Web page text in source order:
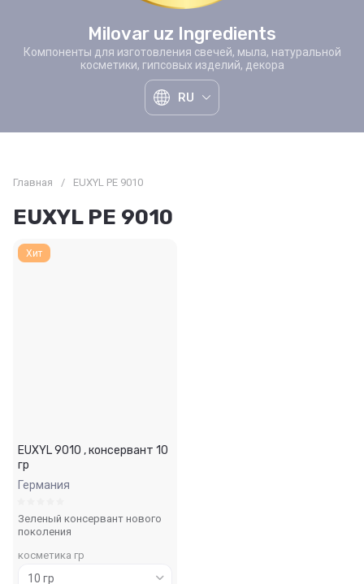
Milovar uz Ingredients
Компоненты для изготовления свечей, мыла, натуральной
косметики, гипсовых изделий, декора
RU
Главная / EUXYL PE 9010
EUXYL PE 9010
Хит
EUXYL 9010 , консервант 10
гр
Германия
Зеленый консервант нового
поколения
косметика гр